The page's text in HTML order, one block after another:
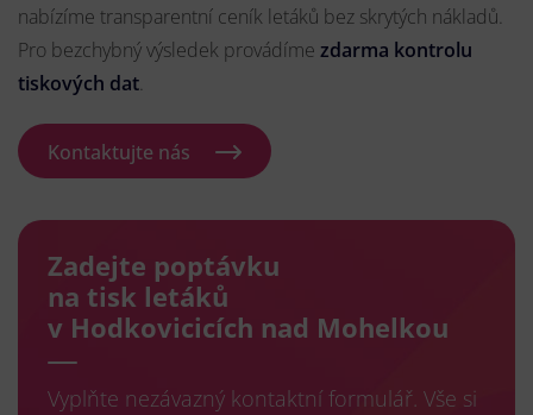
nabízíme transparentní ceník letáků bez skrytých nákladů.
Pro bezchybný výsledek provádíme zdarma kontrolu
tiskových dat.
Kontaktujte nás
Zadejte poptávku
na tisk letáků
v Hodkovicicích nad Mohelkou
Vyplňte nezávazný kontaktní formulář. Vše si